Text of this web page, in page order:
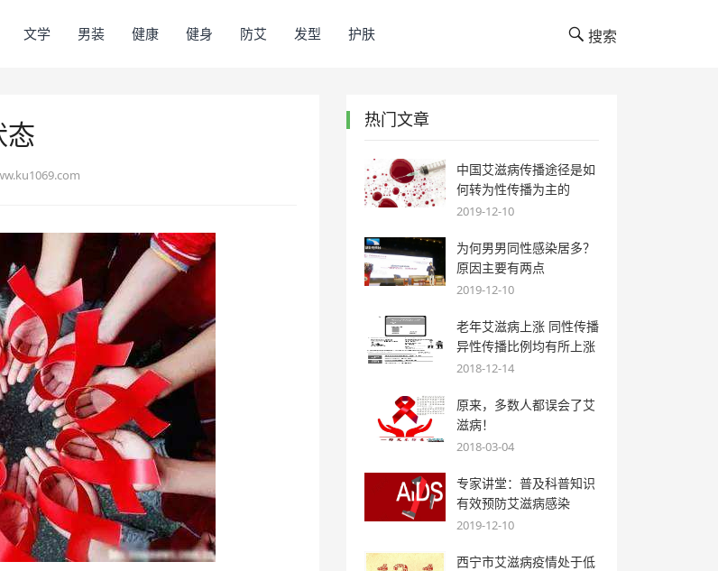
文学 男装 健康 健身 防艾 发型 护肤 搜索
态 热门文章
中国艾滋病传播途径是如
何转为性传播为主的
2019-12-10
为何男男同性感染居多？
原因主要有两点
2019-12-10
老年艾滋病上涨 同性传播
异性传播比例均有所上涨
2018-12-14
原来，多数人都误会了艾
滋病！
2018-03-04
专家讲堂：普及科普知识
有效预防艾滋病感染
2019-12-10
西宁市艾滋病疫情处于低